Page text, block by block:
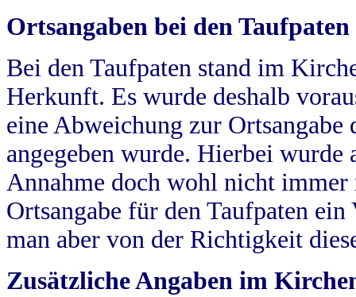
Ortsangaben bei den Taufpaten
Bei den Taufpaten stand im
Herkunft. Es wurde deshalb
eine Abweichung zur
angegeben wurde. Hierbei wurde
Annahme doch wohl nicht
Ortsangabe für den Taufpaten
man aber von der Richtigkeit
Zusätzliche Angaben im